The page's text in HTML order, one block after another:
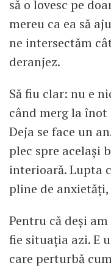
să o lovesc pe
mereu ca ea să
ne intersectăm
deranjez.
Să fiu clar: nu e
când merg la
Deja se face un
plec spre același
interioară. Lupta
pline de
Pentru că deși
fie situația azi. E
care perturbă